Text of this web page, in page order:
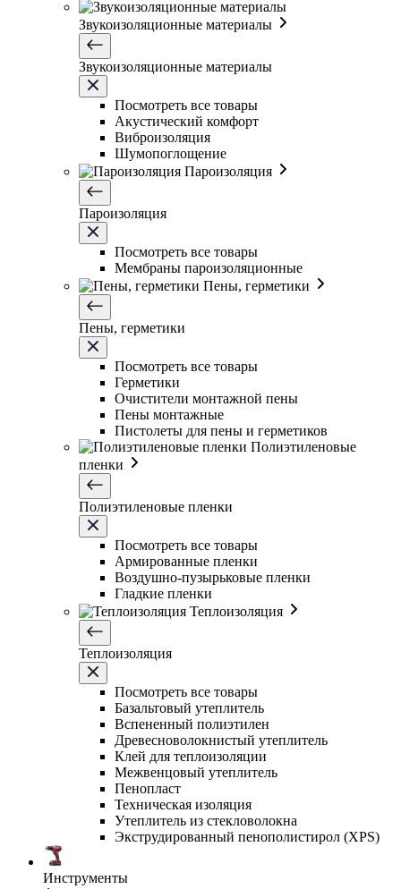
Звукоизоляционные материалы
Звукоизоляционные материалы
Посмотреть все товары
Акустический комфорт
Виброизоляция
Шумопоглощение
Пароизоляция
Пароизоляция
Посмотреть все товары
Мембраны пароизоляционные
Пены, герметики
Пены, герметики
Посмотреть все товары
Герметики
Очистители монтажной пены
Пены монтажные
Пистолеты для пены и герметиков
Полиэтиленовые
пленки
Полиэтиленовые пленки
Посмотреть все товары
Армированные пленки
Воздушно-пузырьковые пленки
Гладкие пленки
Теплоизоляция
Теплоизоляция
Посмотреть все товары
Базальтовый утеплитель
Вспененный полиэтилен
Древесноволокнистый утеплитель
Клей для теплоизоляции
Межвенцовый утеплитель
Пенопласт
Техническая изоляция
Утеплитель из стекловолокна
Экструдированный пенополистирол (XPS)
Инструменты